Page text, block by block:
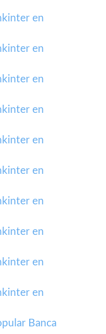
en
en
en
en
en
en
en
en
en
en
Banca